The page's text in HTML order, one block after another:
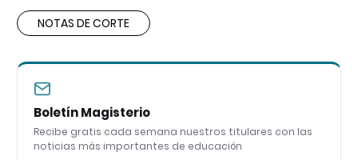
NOTAS DE CORTE
Boletín Magisterio
Recibe gratis cada semana nuestros titulares con las
noticias más importantes de educación